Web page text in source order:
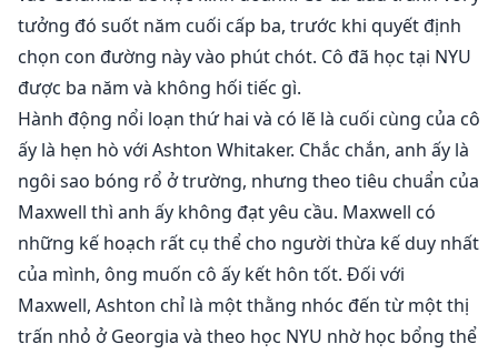
tưởng đó suốt năm cuối cấp ba, trước khi quyết định
chọn con đường này vào phút chót. Cô đã học tại NYU
được ba năm và không hối tiếc gì.
Hành động nổi loạn thứ hai và có lẽ là cuối cùng của cô
ấy là hẹn hò với Ashton Whitaker. Chắc chắn, anh ấy là
ngôi sao bóng rổ ở trường, nhưng theo tiêu chuẩn của
Maxwell thì anh ấy không đạt yêu cầu. Maxwell có
những kế hoạch rất cụ thể cho người thừa kế duy nhất
của mình, ông muốn cô ấy kết hôn tốt. Đối với
Maxwell, Ashton chỉ là một thằng nhóc đến từ một thị
trấn nhỏ ở Georgia và theo học NYU nhờ học bổng thể